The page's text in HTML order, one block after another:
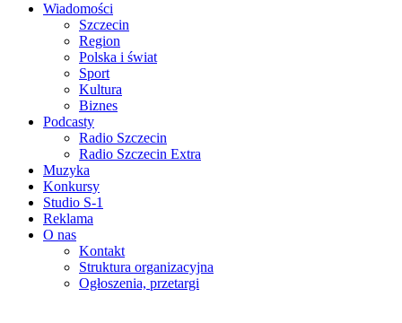
Wiadomości
Szczecin
Region
Polska i świat
Sport
Kultura
Biznes
Podcasty
Radio Szczecin
Radio Szczecin Extra
Muzyka
Konkursy
Studio S-1
Reklama
O nas
Kontakt
Struktura organizacyjna
Ogłoszenia, przetargi